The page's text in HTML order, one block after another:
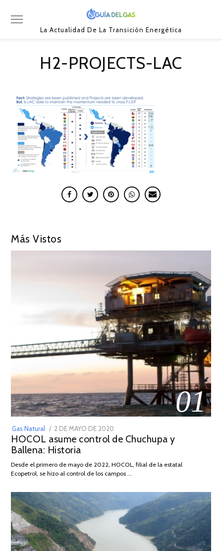
La Actualidad De La Transición Energética
H2-PROJECTS-LAC
Más Vistos
01
Gas Natural
POSTED
ON
2 DE MAYO DE 2020
DE
2026
HOCOL asume control de Chuchupa y
Ballena: Historia
Desde el primero de mayo de 2022, HOCOL, filial de la estatal
Ecopetrol, se hizo al control de los campos …